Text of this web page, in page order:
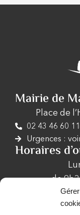
Mairie de
Place de
02 43 46 60 11
Urgences :
Horaires
de
Vendredi